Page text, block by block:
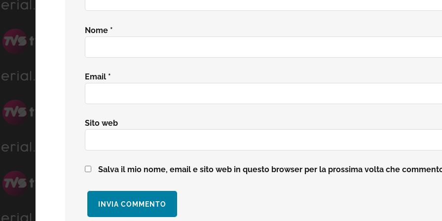
Nome *
Email *
Sito web
Salva il mio nome, email e sito web in questo browser per la prossima volta che